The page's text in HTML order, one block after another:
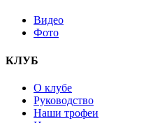
Видео
Фото
КЛУБ
О клубе
Руководство
Наши трофеи